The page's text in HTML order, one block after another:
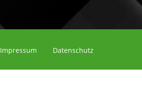
Impressum Datenschutz